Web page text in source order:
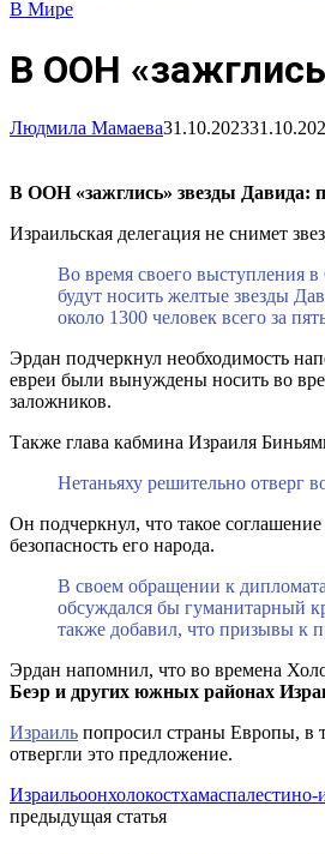
В Мире
В ООН
Людмила Мамаева31.10.2023
В ООН «зажглись» звезды Давида:
Израильская делегация не снимет
Во время своего выступления
будут носить желтые звезды
около 1300 человек всего за
Эрдан подчеркнул необходимость
евреи были вынуждены носить во
заложников.
Также глава кабмина Израиля
Нетаньяху решительно отверг
Он подчеркнул, что такое
безопасность его народа.
В своем обращении к
обсуждался бы гуманитарный
также добавил, что призывы к
Эрдан напомнил, что во времена
Беэр и других южных районах
Израиль попросил страны Европы, в
отвергли это предложение.
Израильоонхолокостхамаспалестино-
предыдущая статья